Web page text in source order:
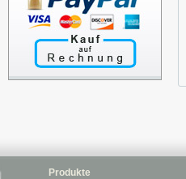
Produkte